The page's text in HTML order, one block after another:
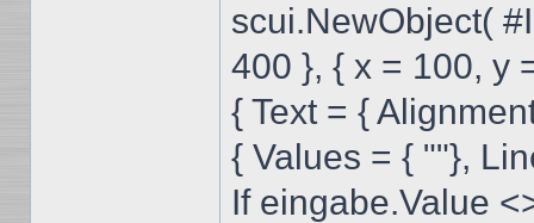
scui.NewObject(
400 }, { x = 100, y
{ Text = {
{ Values = { ""},
If eingabe.Value